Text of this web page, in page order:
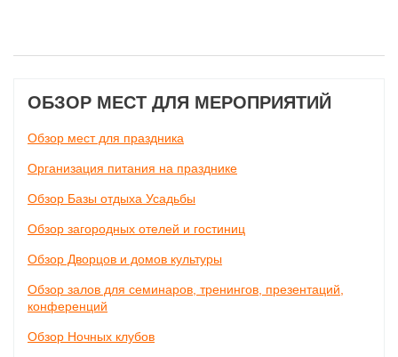
ОБЗОР МЕСТ ДЛЯ МЕРОПРИЯТИЙ
Обзор мест для праздника
Организация питания на празднике
Обзор Базы отдыха Усадьбы
Обзор загородных отелей и гостиниц
Обзор Дворцов и домов культуры
Обзор залов для семинаров, тренингов, презентаций,
конференций
Обзор Ночных клубов